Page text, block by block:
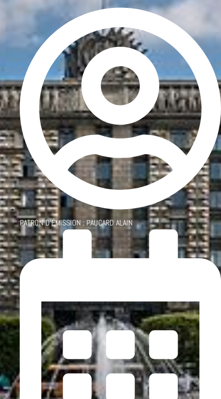
PATRON D'ÉMISSION : PAUCARD ALAIN